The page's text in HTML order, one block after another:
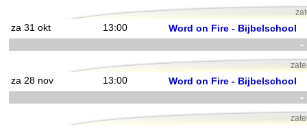
za 31 okt 13:00 Word on Fire - Bijbelschool
-
za 28 nov 13:00 Word on Fire - Bijbelschool
-